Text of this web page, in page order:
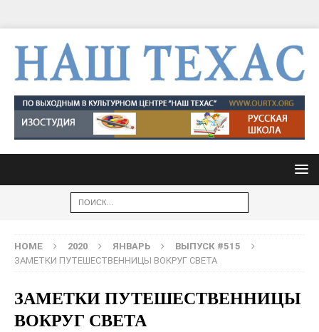
HOME 2020 ЯНВАРЬ
ВЫПУСК #515
ЗАМЕТКИ ПУТЕШЕСТВЕННИЦЫ ВОКРУГ СВЕТА
ЗАМЕТКИ ПУТЕШЕСТВЕННИЦЫ
ВОКРУГ СВЕТА